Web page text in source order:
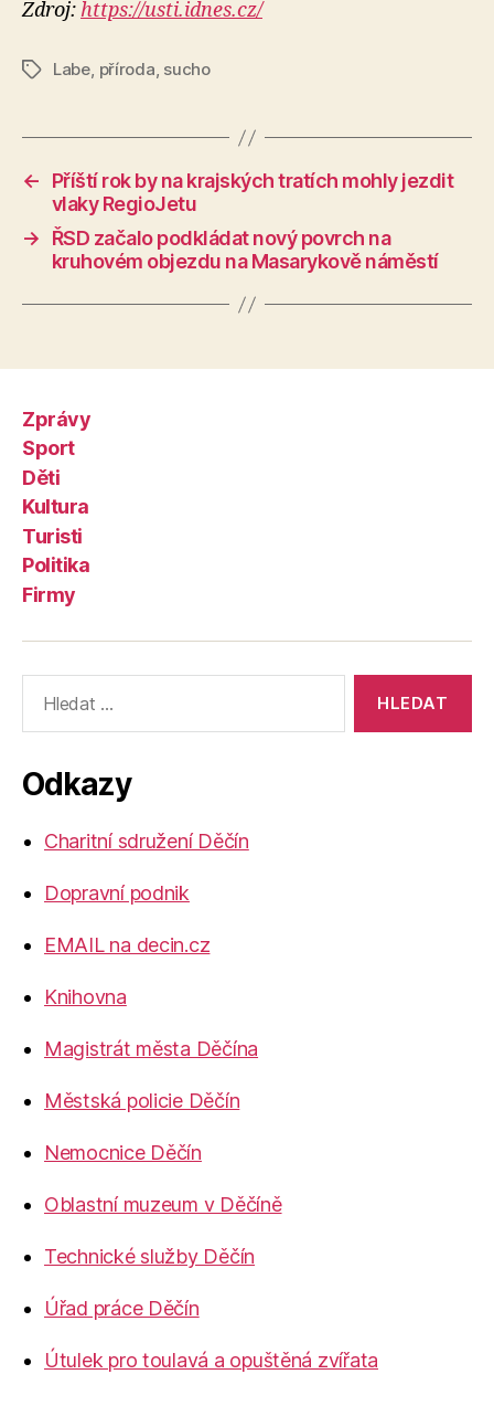
Zdroj: https://usti.idnes.cz/
ŠtítkyLabe, příroda, sucho
←
Příští rok by na krajských tratích mohly jezdit
vlaky RegioJetu
→
ŘSD začalo podkládat nový povrch na
kruhovém objezdu na Masarykově náměstí
Zprávy
Sport
Děti
Kultura
Turisti
Politika
Firmy
vyhledávání:
Odkazy
Charitní sdružení Děčín
Dopravní podnik
EMAIL na decin.cz
Knihovna
Magistrát města Děčína
Městská policie Děčín
Nemocnice Děčín
Oblastní muzeum v Děčíně
Technické služby Děčín
Úřad práce Děčín
Útulek pro toulavá a opuštěná zvířata